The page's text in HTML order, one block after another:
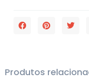
Produtos